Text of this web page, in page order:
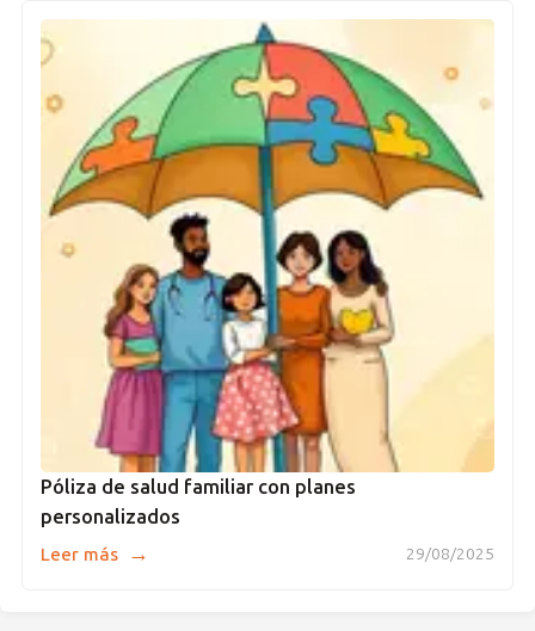
Póliza de salud familiar con planes
personalizados
29/08/2025
Leer más →